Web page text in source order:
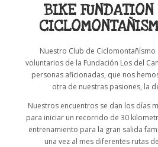
BIKE
Nuestro Club de
voluntarios de la Fundación Los del
personas aficionadas, que nos
otra de nuestras pasiones, la
Nuestros encuentros se dan los días
para iniciar un recorrido de 30
entrenamiento para la gran salida
una vez al mes diferentes rutas